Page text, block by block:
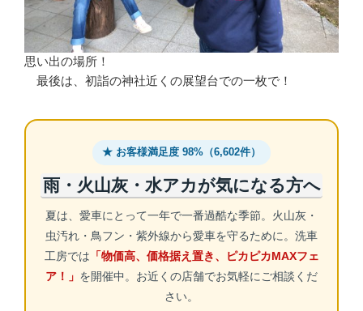
思い出の場所！
最後は、初詣の神社近くの展望台での一枚で！
★ お客様満足度 98%（6,602件）
雨・火山灰・水アカが気になる方へ
夏は、愛車にとって一年で一番過酷な季節。火山灰・
虫汚れ・鳥フン・紫外線から愛車を守るために。洗車
工房では 「物価高、価格据え置き、ピカピカMAXフェ
ア！」 を開催中。お近くの店舗でお気軽にご相談くだ
さい。